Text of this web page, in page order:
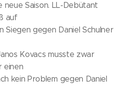
neue Saison. LL-Debütant
auf
Siegen gegen Daniel Schulner
Kovacs musste zwar
einen
kein Problem gegen Daniel